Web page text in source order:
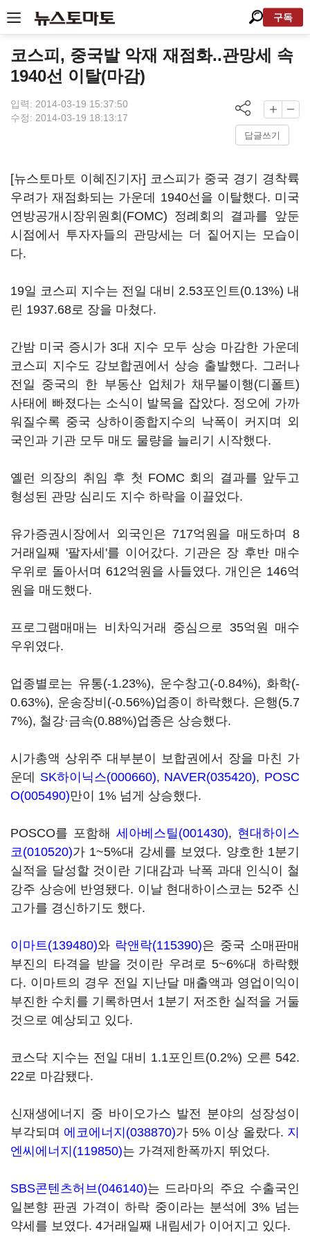
구독
코스피, 중국발 악재 재점화..관망세 속
1940선 이탈(마감)
입력: 2014-03-19 15:37:50
수정: 2014-03-19 18:13:17
답글쓰기
[뉴스토마토 이혜진기자] 코스피가 중국 경기 경착륙
우려가 재점화되는 가운데 1940선을 이탈했다. 미국
연방공개시장위원회(FOMC) 정례회의 결과를 앞둔
시점에서 투자자들의 관망세는 더 짙어지는 모습이
다.
19일 코스피 지수는 전일 대비 2.53포인트(0.13%) 내
린 1937.68로 장을 마쳤다.
간밤 미국 증시가 3대 지수 모두 상승 마감한 가운데
코스피 지수도 강보합권에서 상승 출발했다. 그러나
전일 중국의 한 부동산 업체가 채무불이행(디폴트)
사태에 빠졌다는 소식이 발목을 잡았다. 정오에 가까
워질수록 중국 상하이종합지수의 낙폭이 커지며 외
국인과 기관 모두 매도 물량을 늘리기 시작했다.
옐런 의장의 취임 후 첫 FOMC 회의 결과를 앞두고
형성된 관망 심리도 지수 하락을 이끌었다.
유가증권시장에서 외국인은 717억원을 매도하며 8
거래일째 '팔자세'를 이어갔다. 기관은 장 후반 매수
우위로 돌아서며 612억원을 사들였다. 개인은 146억
원을 매도했다.
프로그램매매는 비차익거래 중심으로 35억원 매수
우위였다.
업종별로는 유통(-1.23%), 운수창고(-0.84%), 화학(-
0.63%), 운송장비(-0.56%)업종이 하락했다. 은행(5.7
7%), 철강·금속(0.88%)업종은 상승했다.
시가총액 상위주 대부분이 보합권에서 장을 마친 가
운데 SK하이닉스(000660), NAVER(035420), POSC
O(005490)만이 1% 넘게 상승했다.
POSCO를 포함해 세아베스틸(001430), 현대하이스
코(010520)가 1~5%대 강세를 보였다. 양호한 1분기
실적을 달성할 것이란 기대감과 낙폭 과대 인식이 철
강주 상승에 반영됐다. 이날 현대하이스코는 52주 신
고가를 경신하기도 했다.
이마트(139480)와 락앤락(115390)은 중국 소매판매
부진의 타격을 받을 것이란 우려로 5~6%대 하락했
다. 이마트의 경우 전일 지난달 매출액과 영업이익이
부진한 수치를 기록하면서 1분기 저조한 실적을 거둘
것으로 예상되고 있다.
코스닥 지수는 전일 대비 1.1포인트(0.2%) 오른 542.
22로 마감됐다.
신재생에너지 중 바이오가스 발전 분야의 성장성이
부각되며 에코에너지(038870)가 5% 이상 올랐다. 지
엔씨에너지(119850)는 가격제한폭까지 뛰었다.
SBS콘텐츠허브(046140)는 드라마의 주요 수출국인
일본향 판권 가격이 하락 중이라는 분석에 3% 넘는
약세를 보였다. 4거래일째 내림세가 이어지고 있다.